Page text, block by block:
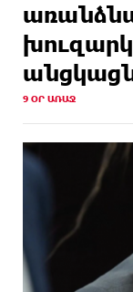
9 ՕՐ ԱՌԱՋ